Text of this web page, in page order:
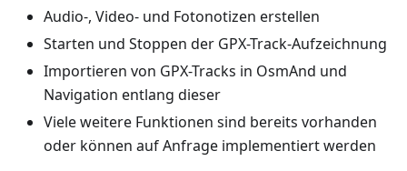
Audio-, Video- und Fotonotizen erstellen
Starten und Stoppen der GPX-Track-Aufzeichnung
Importieren von GPX-Tracks in OsmAnd und
Navigation entlang dieser
Viele weitere Funktionen sind bereits vorhanden
oder können auf Anfrage implementiert werden